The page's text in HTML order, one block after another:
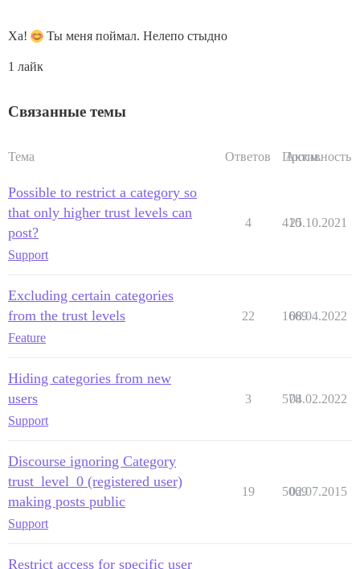
Ха! Ты меня поймал. Нелепо стыдно
1 лайк
Связанные темы
Тема Ответов Просм.
Активность
Possible to restrict a category so
that only higher trust levels can
post?
Support
4 410
25.10.2021
Excluding certain categories
from the trust levels
Feature
22 1669
08.04.2022
Hiding categories from new
users
Support
3 578
04.02.2022
Discourse ignoring Category
trust_level_0 (registered user)
making posts public
Support
19 5069
02.07.2015
Restrict access for specific user